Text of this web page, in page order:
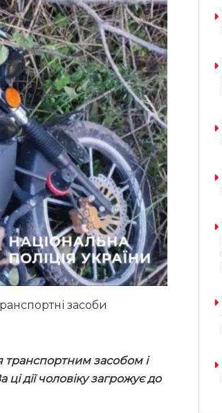
засоби
транспортним засобом і
дії чоловіку загрожує до